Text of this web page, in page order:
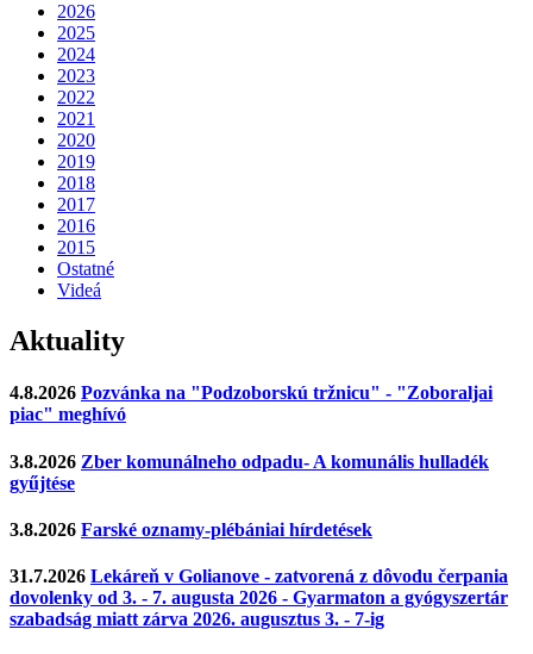
2026
2025
2024
2023
2022
2021
2020
2019
2018
2017
2016
2015
Ostatné
Videá
Aktuality
4.8.2026 Pozvánka na "Podzoborskú tržnicu" - "Zoboraljai
piac" meghívó
3.8.2026 Zber komunálneho odpadu- A komunális hulladék
gyűjtése
3.8.2026 Farské oznamy-plébániai hírdetések
31.7.2026 Lekáreň v Golianove - zatvorená z dôvodu čerpania
dovolenky od 3. - 7. augusta 2026 - Gyarmaton a gyógyszertár
szabadság miatt zárva 2026. augusztus 3. - 7-ig